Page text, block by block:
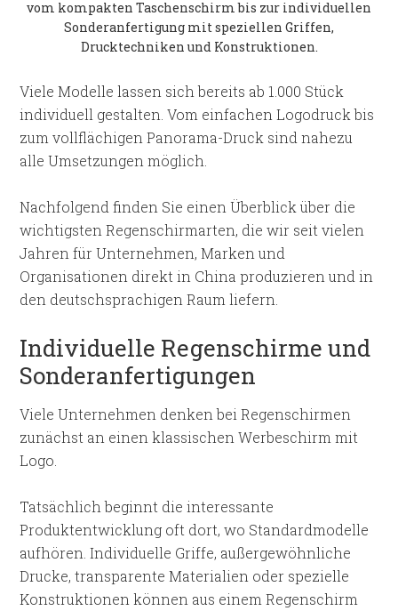
vom kompakten Taschenschirm bis zur individuellen
Sonderanfertigung mit speziellen Griffen,
Drucktechniken und Konstruktionen.
Viele Modelle lassen sich bereits ab 1.000 Stück
individuell gestalten. Vom einfachen Logodruck bis
zum vollflächigen Panorama-Druck sind nahezu
alle Umsetzungen möglich.
Nachfolgend finden Sie einen Überblick über die
wichtigsten Regenschirmarten, die wir seit vielen
Jahren für Unternehmen, Marken und
Organisationen direkt in China produzieren und in
den deutschsprachigen Raum liefern.
Individuelle Regenschirme und
Sonderanfertigungen
Viele Unternehmen denken bei Regenschirmen
zunächst an einen klassischen Werbeschirm mit
Logo.
Tatsächlich beginnt die interessante
Produktentwicklung oft dort, wo Standardmodelle
aufhören. Individuelle Griffe, außergewöhnliche
Drucke, transparente Materialien oder spezielle
Konstruktionen können aus einem Regenschirm